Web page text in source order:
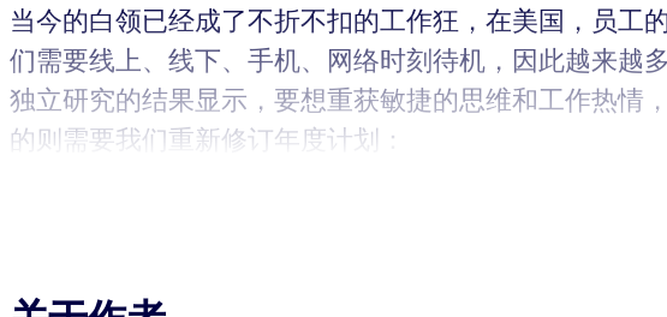
当今的白领已经成了不折不扣的工作狂，在美国，员工
们需要线上、线下、手机、网络时刻待机，因此越来越
独立研究的结果显示，要想重获敏捷的思维和工作热情
的则需要我们重新修订年度计划：